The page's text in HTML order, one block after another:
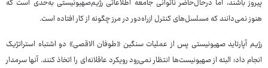
پیروز باشند، اما درحال‌حاضر ناتوانی جامعه اطلاعاتی رژیم‌صهیونیستی به‌حدی است که
هنوز نمی‌دانند که مسلسل‌های کنترل ازراه‌دور در مرز چگونه از کار افتاده است.
رژیم آپارتاید صهیونیستی پس از عملیات سنگین «طوفان الاقصی» دو اشتباه استراتژیک
انجام داد؛ البته از صهیونیست‌ها انتظار نمی‌رود رویکرد عاقلانه‌ای را اتخاذ کنند. آنها سرمدار